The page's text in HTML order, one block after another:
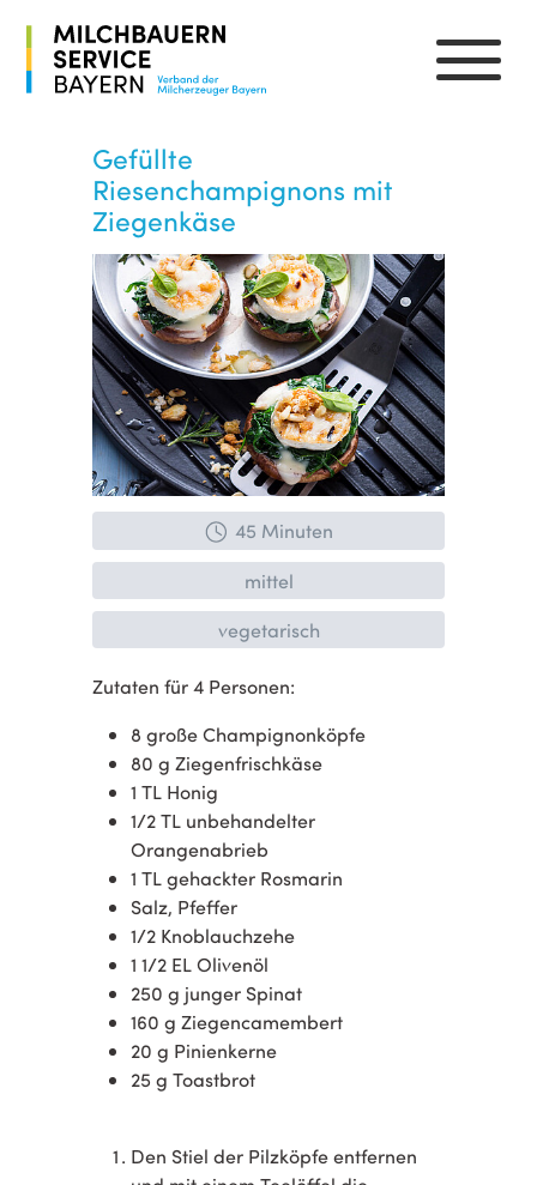
Gefüllte
Riesenchampignons mit
Ziegenkäse
45 Minuten
mittel
vegetarisch
Zutaten für 4 Personen:
8 große Champignonköpfe
80 g Ziegenfrischkäse
1 TL Honig
1/2 TL unbehandelter
Orangenabrieb
1 TL gehackter Rosmarin
Salz, Pfeffer
1/2 Knoblauchzehe
1 1/2 EL Olivenöl
250 g junger Spinat
160 g Ziegencamembert
20 g Pinienkerne
25 g Toastbrot
Den Stiel der Pilzköpfe entfernen